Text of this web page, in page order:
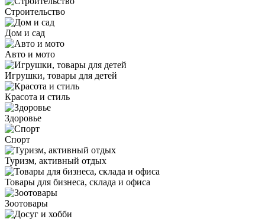
Строительство
Дом и сад
Авто и мото
Игрушки, товары для детей
Красота и стиль
Здоровье
Спорт
Туризм, активный отдых
Товары для бизнеса, склада и офиса
Зоотовары